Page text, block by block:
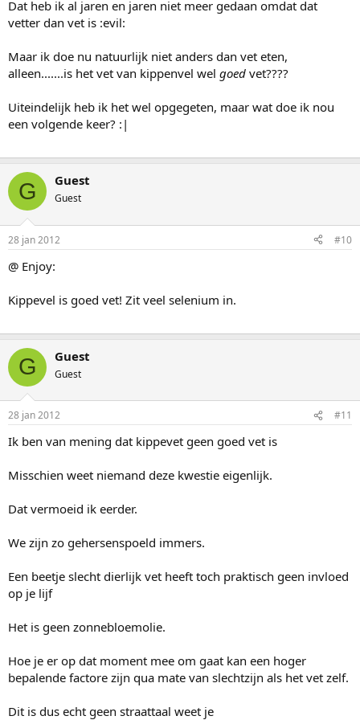
Dat heb ik al jaren en jaren niet meer gedaan omdat dat
vetter dan vet is :evil:
Maar ik doe nu natuurlijk niet anders dan vet eten,
alleen.......is het vet van kippenvel wel goed vet????
Uiteindelijk heb ik het wel opgegeten, maar wat doe ik nou
een volgende keer? :|
G Guest
Guest
28 jan 2012 #10
@ Enjoy:
Kippevel is goed vet! Zit veel selenium in.
G Guest
Guest
28 jan 2012 #11
Ik ben van mening dat kippevet geen goed vet is
Misschien weet niemand deze kwestie eigenlijk.
Dat vermoeid ik eerder.
We zijn zo gehersenspoeld immers.
Een beetje slecht dierlijk vet heeft toch praktisch geen invloed
op je lijf
Het is geen zonnebloemolie.
Hoe je er op dat moment mee om gaat kan een hoger
bepalende factore zijn qua mate van slechtzijn als het vet zelf.
Dit is dus echt geen straattaal weet je